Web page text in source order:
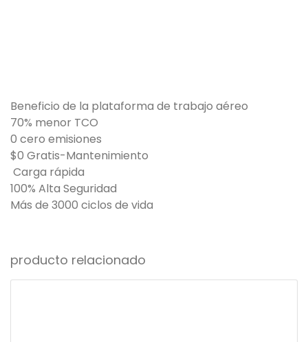
Beneficio de la plataforma de trabajo aéreo
70% menor TCO
0 cero emisiones
$0 Gratis-Mantenimiento
Carga rápida
100% Alta Seguridad
Más de 3000 ciclos de vida
producto relacionado